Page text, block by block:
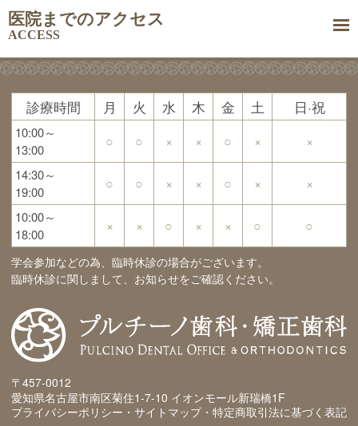
医院までのアクセス
ACCESS
診療時間 月 火 水 木 金 土 日·祝
10:00～
13:00
○ ○ × × ○ × ×
14:30～
19:00
○ ○ × × ○ × ×
10:00～
18:00
× × ○ × × ○ ○
学会参加などの為、臨時休診の場合がございます。
臨時休診に関しまして、お知らせをご確認ください。
〒457-0012
愛知県名古屋市南区菊住1-7-10 イオンモール新瑞橋1F
プライバシーポリシー・サイトマップ・特定商取引法に基づく表記